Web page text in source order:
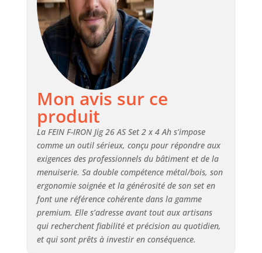
bavures. Tige en T courante
logement de lame de scie.
APPLICATION - Adaptateur
d'aspiration pour un travail
propre et ergonomique. Quatre
angles d'onglet réglables avec
des arrêts positifs à 0°, 15°, 30°
et 45° degrés dans les positions
gauche et droite. Zone de travail
bien éclairée grâce à la lampe
de travail LED intelligente, avec
fonction d’arrêt en hauteur.
COMPATIBILITÉ - Compatible
avec toutes les batteries
AMPShare ProCORE 18 V et les
chargeurs pour encore plus de
puissance et de flexibilité.
Convient également aux outils
sans fil 18 V Bosch Professional.
ÉQUIPEMENT -Parfaitement
Mon avis sur ce
produit
La FEIN F-IRON Jig 26 AS Set 2 x 4 Ah s’impose
comme un outil sérieux, conçu pour répondre aux
exigences des professionnels du bâtiment et de la
menuiserie. Sa double compétence métal/bois, son
ergonomie soignée et la générosité de son set en
font une référence cohérente dans la gamme
premium. Elle s’adresse avant tout aux artisans
qui recherchent fiabilité et précision au quotidien,
et qui sont prêts à investir en conséquence.